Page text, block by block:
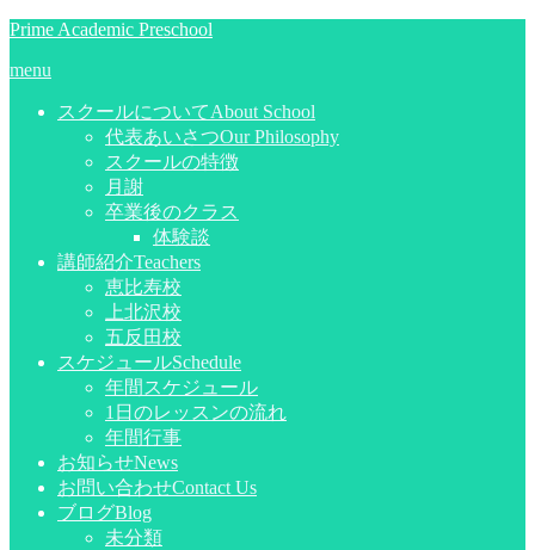
Prime Academic Preschool
menu
スクールについてAbout School
代表あいさつOur Philosophy
スクールの特徴
月謝
卒業後のクラス
体験談
講師紹介Teachers
恵比寿校
上北沢校
五反田校
スケジュールSchedule
年間スケジュール
1日のレッスンの流れ
年間行事
お知らせNews
お問い合わせContact Us
ブログBlog
未分類